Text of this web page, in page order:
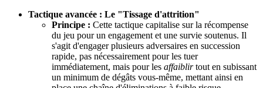
Tactique avancée : Le "Tissage d'attrition"
Principe : Cette tactique capitalise sur la récompense
du jeu pour un engagement et une survie soutenus. Il
s'agit d'engager plusieurs adversaires en succession
rapide, pas nécessairement pour les tuer
immédiatement, mais pour les affaiblirtout en subissant
un minimum de dégâts vous-même, mettant ainsi en